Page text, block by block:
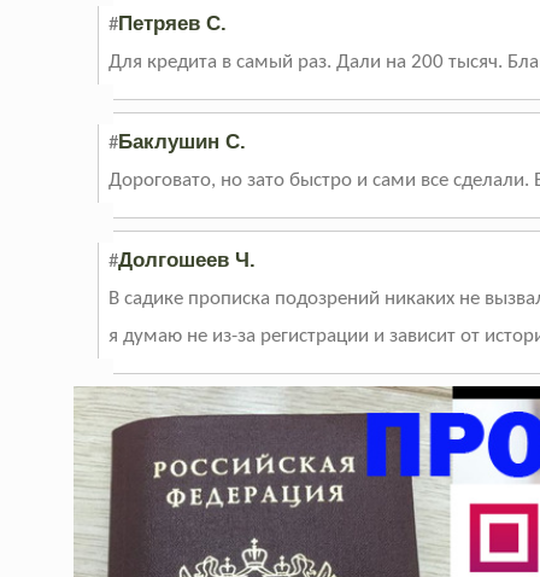
#Петряев С.
Для кредита в самый раз. Дали на 200 тысяч.
#Баклушин С.
Дороговато, но зато быстро и сами все
#Долгошеев Ч.
В садике прописка подозрений никаких не
я думаю не из-за регистрации и зависит от